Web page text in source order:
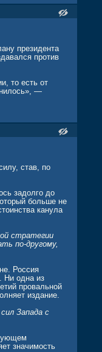
президента
против
то есть от
—
став, по
задолго до
больше не
канула
стратегии
по-другому,
Россия
Ни одна из
провальной
издание.
Запада с
значимость